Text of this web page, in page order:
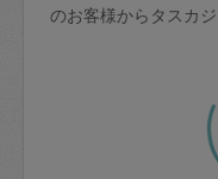
のお客様からタスカ